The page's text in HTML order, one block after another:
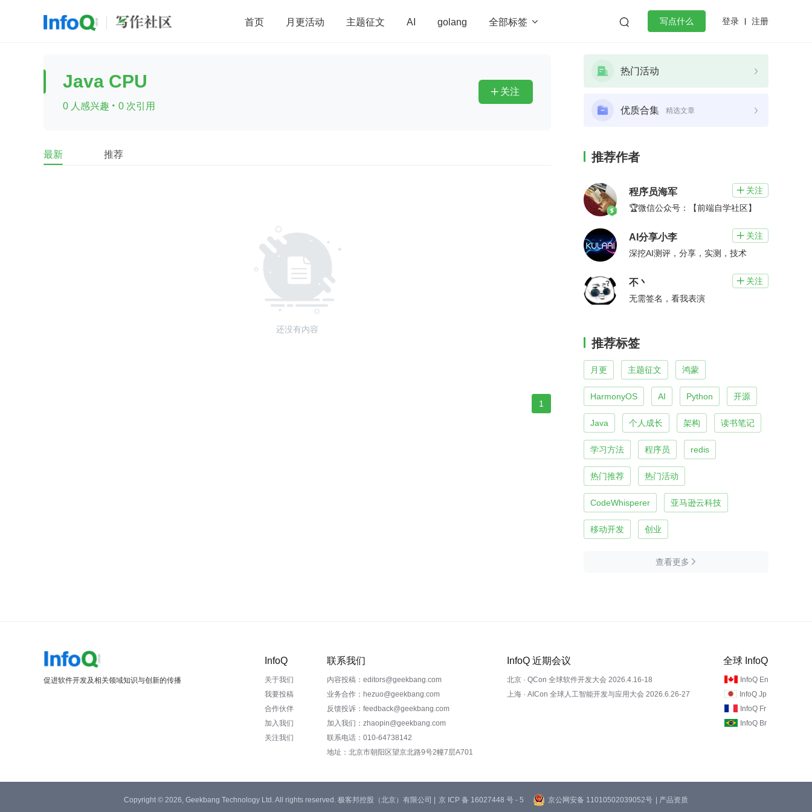
首页 月更活动 主题征文 AI golang 全部标签   写点什么 登录 注册
前端 AI 大数据 redis
查看更多
Java CPU
0 人感兴趣 · 0 次引用
 关注
最新 推荐
还没有内容
1
热门活动
优质合集 精选文章
推荐作者
程序员海军  关注
🏆微信公众号：【前端自学社区】
AI分享小李  关注
深挖AI测评，分享，实测，技术
不丶  关注
无需签名，看我表演
推荐标签
月更 主题征文 鸿蒙
HarmonyOS AI Python 开源
Java 个人成长 架构 读书笔记
学习方法 程序员 redis
热门推荐 热门活动
CodeWhisperer 亚马逊云科技
移动开发 创业
查看更多 
促进软件开发及相关领域知识与创新的传播
InfoQ
关于我们
我要投稿
合作伙伴
加入我们
关注我们
联系我们
内容投稿：editors@geekbang.com
业务合作：hezuo@geekbang.com
反馈投诉：feedback@geekbang.com
加入我们：zhaopin@geekbang.com
联系电话：010-64738142
地址：北京市朝阳区望京北路9号2幢7层A701
InfoQ 近期会议
北京 · QCon 全球软件开发大会 2026.4.16-18
上海 · AICon 全球人工智能开发与应用大会 2026.6.26-27
全球 InfoQ
InfoQ En
InfoQ Jp
InfoQ Fr
InfoQ Br
Copyright © 2026, Geekbang Technology Ltd. All rights reserved. 极客邦控股（北京）有限公司 | 京 ICP 备 16027448 号 - 5 京公网安备 11010502039052号 | 产品资质